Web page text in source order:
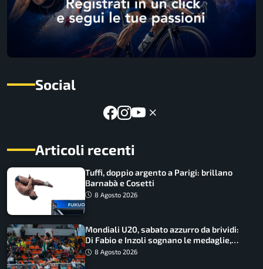
Social
Articoli recenti
Tuffi, doppio argento a Parigi: brillano
Barnabà e Cosetti
8 Agosto 2026
Mondiali U20, sabato azzurro da brividi:
Di Fabio e Inzoli sognano le medaglie,
Castellani e Succo in finale
8 Agosto 2026